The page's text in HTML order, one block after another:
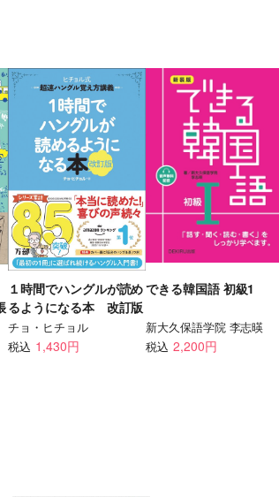
１時間でハングルが読め
るようになる本 改訂版
チョ・ヒチョル
税込 1,430円
できる韓国語 初級1
新大久保語学院 李志暎
税込 2,200円